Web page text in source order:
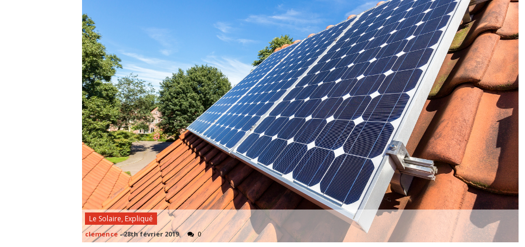
Le Solaire, Expliqué
clemence -28th février 2019 0